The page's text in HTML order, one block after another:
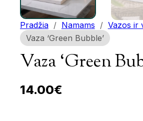
Pradžia / Namams / Vazos ir
Vaza ‘Green Bubble’
Vaza ‘Green
14.00€